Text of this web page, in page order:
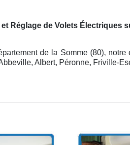
Réglage de Volets Électriques
de la Somme (80),
Albert, Péronne, Friville-